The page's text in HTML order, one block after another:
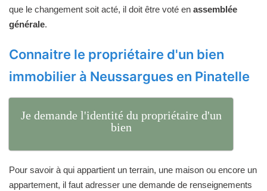
que le changement soit acté, il doit être voté en assemblée
générale.
Connaitre le propriétaire d'un bien
immobilier à Neussargues en Pinatelle
Je demande l'identité du propriétaire d'un
bien
Pour savoir à qui appartient un terrain, une maison ou encore un
appartement, il faut adresser une demande de renseignements